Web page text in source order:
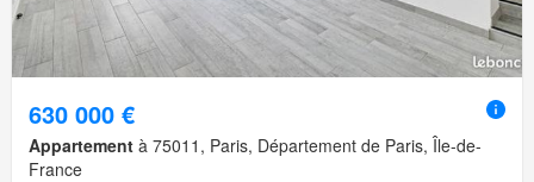
630 000 €
Appartement à 75011, Paris, Département de Paris, Île-de-
France